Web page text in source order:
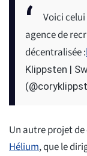
Voici
agence de
décentralisée :
Klippsten |
Un autre projet
Hélium, que le